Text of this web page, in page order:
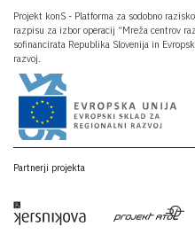
Projekt konS - Platforma za sodobno
razpisu za izbor operacij “Mreža centrov
sofinancirata Republika Slovenija in
razvoj.
Partnerji projekta